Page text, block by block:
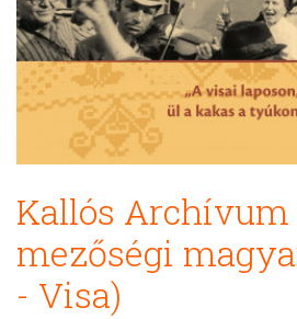
Kallós Archívum
mezőségi
- Visa)